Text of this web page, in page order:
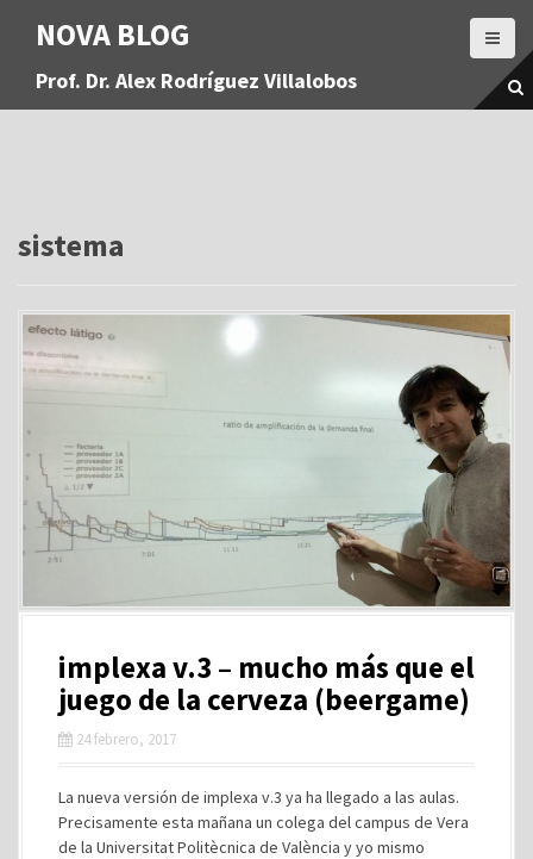
a
NOVA BLOG
Prof. Dr. Alex Rodríguez Villalobos
sistema
implexa v.3 – mucho más que el
juego de la cerveza (beergame)
24 febrero, 2017
La nueva versión de implexa v.3 ya ha llegado a las aulas.
Precisamente esta mañana un colega del campus de Vera
de la Universitat Politècnica de València y yo mismo